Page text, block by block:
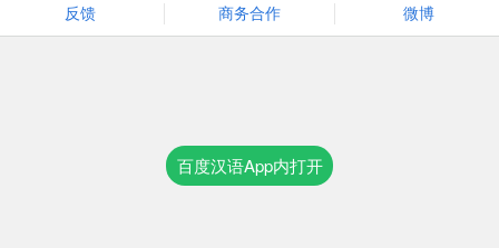
园林中美好事物的一往情深。
正因为诗人将所见的秋景与自己系结在一起，才会有四、五两句的
片“辞柯霜叶”缠上了他。何以见得？因为在上文的气氛中，飞舞在
空中的霜叶只会加深“落尽”的印象，唯有停落在身上的片时的流
百度汉语App内打开
反馈 商务合作 微博